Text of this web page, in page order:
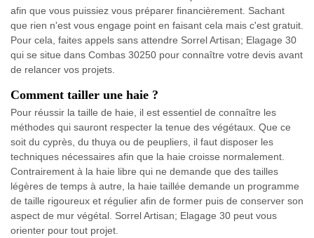
afin que vous puissiez vous préparer financièrement. Sachant
que rien n'est vous engage point en faisant cela mais c'est gratuit.
Pour cela, faites appels sans attendre Sorrel Artisan; Elagage 30
qui se situe dans Combas 30250 pour connaître votre devis avant
de relancer vos projets.
Comment tailler une haie ?
Pour réussir la taille de haie, il est essentiel de connaître les
méthodes qui sauront respecter la tenue des végétaux. Que ce
soit du cyprès, du thuya ou de peupliers, il faut disposer les
techniques nécessaires afin que la haie croisse normalement.
Contrairement à la haie libre qui ne demande que des tailles
légères de temps à autre, la haie taillée demande un programme
de taille rigoureux et régulier afin de former puis de conserver son
aspect de mur végétal. Sorrel Artisan; Elagage 30 peut vous
orienter pour tout projet.